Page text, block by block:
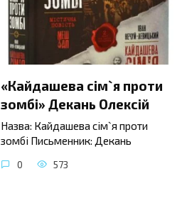
«Кайдашева сім`я проти
зомбі» Декань Олексій
Назва: Кайдашева сім`я проти
зомбі Письменник: Декань
0 573